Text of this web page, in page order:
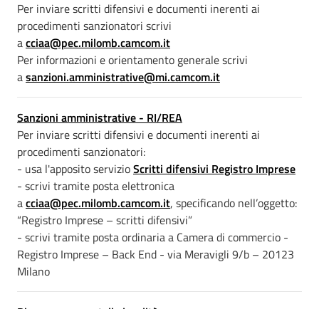
Per inviare scritti difensivi e documenti inerenti ai
procedimenti sanzionatori scrivi
acciaa@pec.milomb.camcom.it
Per informazioni e orientamento generale scrivi
asanzioni.amministrative@mi.camcom.it
Sanzioni amministrative - RI/REA
Per inviare scritti difensivi e documenti inerenti ai
procedimenti sanzionatori:
- usa l'apposito servizioScritti difensivi Registro Imprese
- scrivi tramite posta elettronica
acciaa@pec.milomb.camcom.it, specificando nell’oggetto:
“Registro Imprese – scritti difensivi”
- scrivi tramite posta ordinaria a Camera di commercio -
Registro Imprese – Back End - via Meravigli 9/b – 20123
Milano